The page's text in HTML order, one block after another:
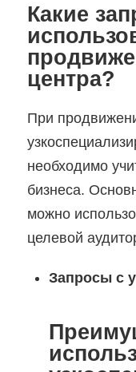
Какие
центра?
При
необходимо
бизнеса.
можно
целевой
Запросы с